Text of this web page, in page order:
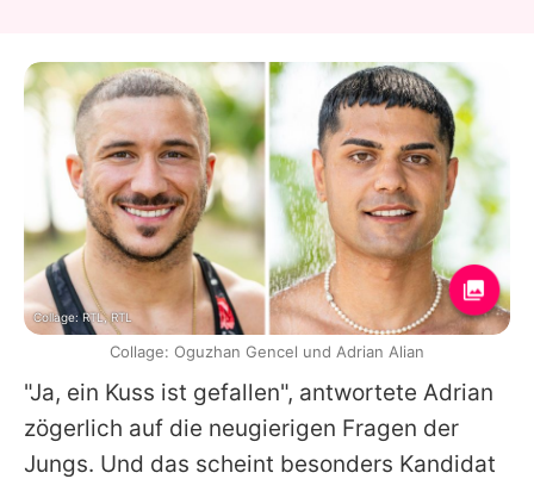
"Ja, ein Kuss ist gefallen", antwortete Adrian
zögerlich auf die neugierigen Fragen der
Jungs. Und das scheint besonders Kandidat
Collage: RTL, RTL
Collage: Oguzhan Gencel und Adrian Alian